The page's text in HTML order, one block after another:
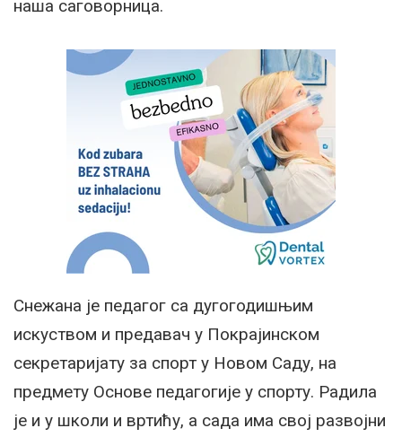
наша саговорница.
Снежана је педагог са дугогодишњим
искуством и предавач у Покрајинском
секретаријату за спорт у Новом Саду, на
предмету Основе педагогије у спорту. Радила
је и у школи и вртићу, а сада има свој развојни